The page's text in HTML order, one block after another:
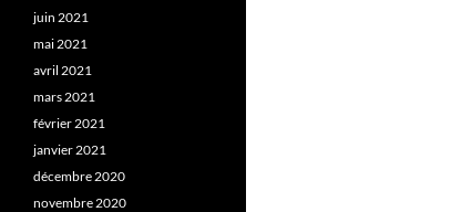
juin 2021
mai 2021
avril 2021
mars 2021
février 2021
janvier 2021
décembre 2020
novembre 2020